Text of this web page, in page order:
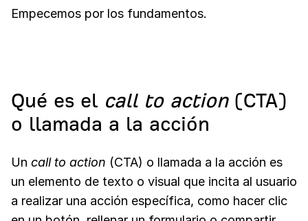
Empecemos por los fundamentos.
Qué es el call to action(CTA)
o llamada a la acción
Un call to action (CTA) o llamada a la acción es
un elemento de texto o visual que incita al usuario
a realizar una acción específica, como hacer clic